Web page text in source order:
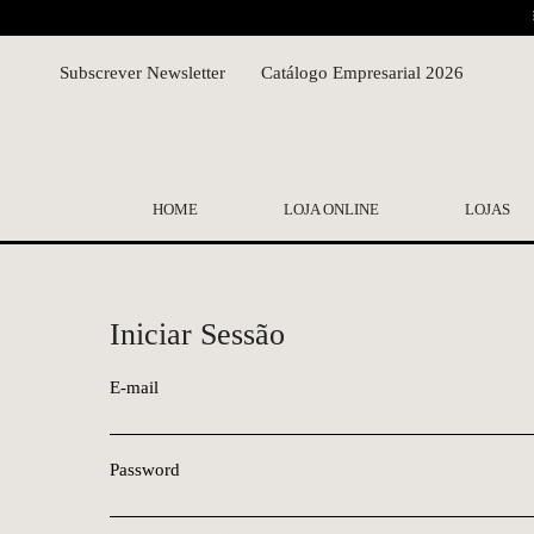
Subscrever Newsletter Catálogo Empresarial 2026
HOME LOJA ONLINE LOJAS
Iniciar Sessão
E-mail
Password